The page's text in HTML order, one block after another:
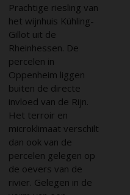
Prachtige riesling van
het wijnhuis Kühling-
Gillot uit de
Rheinhessen. De
percelen in
Oppenheim liggen
buiten de directe
invloed van de Rijn.
Het terroir en
microklimaat verschilt
dan ook van de
percelen gelegen op
de oevers van de
rivier. Gelegen in de